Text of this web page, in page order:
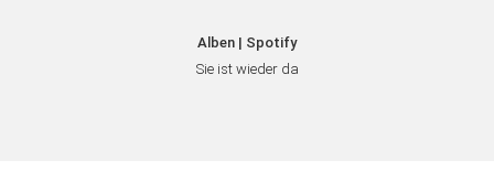
Alben | Spotify
Sie ist wieder da